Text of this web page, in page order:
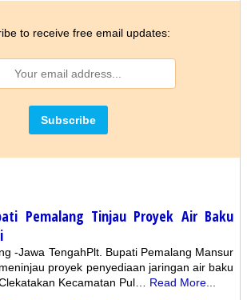
to receive free email updates:
Pemalang Tinjau Proyek Air Baku
-Jawa TengahPlt. Bupati Pemalang Mansur
proyek penyediaan jaringan air baku
Kecamatan Pul…
Read More...